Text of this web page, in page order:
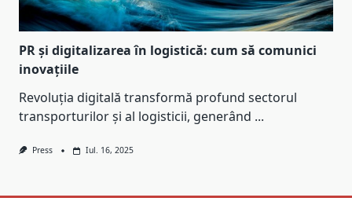
PR și digitalizarea în logistică: cum să comunici
inovațiile
Revoluția digitală transformă profund sectorul
transporturilor și al logisticii, generând ...
Press Iul. 16, 2025